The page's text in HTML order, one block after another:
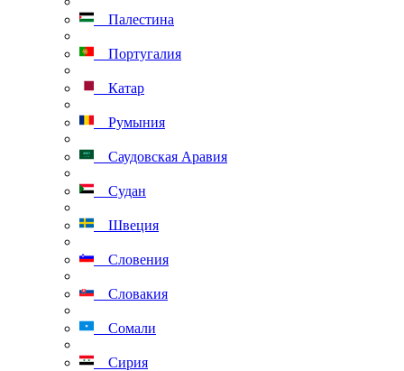
Палестина
Португалия
Катар
Румыния
Саудовская Аравия
Судан
Швеция
Словения
Словакия
Сомали
Сирия